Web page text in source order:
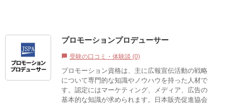
プロモーションプロデューサー
chat_bubble 受験の口コミ・体験談 (0)
プロモーション資格は、主に広報宣伝活動の戦略
について専門的な知識やノウハウを持った人材で
す。認定にはマーケティング、メディア、広告の
基本的な知識が求められます。日本販売促進協会